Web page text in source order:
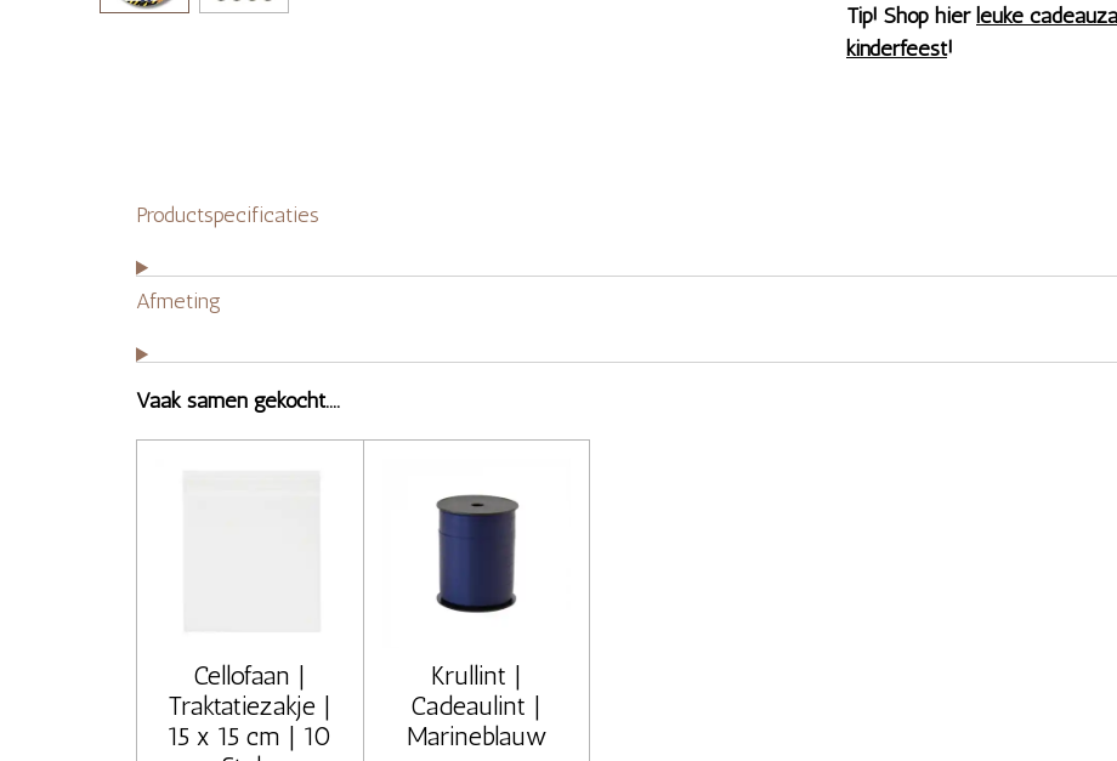
Tip! Shop hier leuke
kinderfeest!
Productspecificaties
Afmeting
Vaak samen gekocht....
Cellofaan |
Traktatiezakje |
15 x 15 cm | 10
Krullint |
Cadeaulint |
Marineblauw